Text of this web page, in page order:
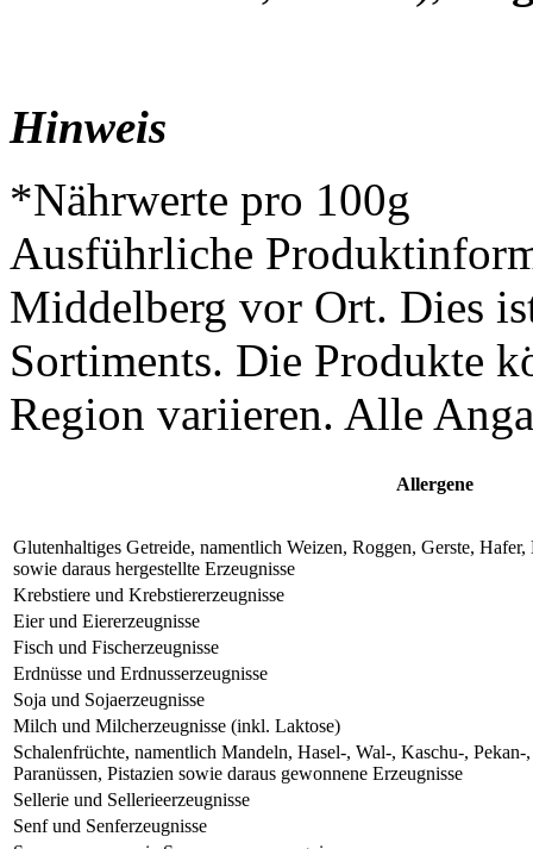
Hinweis
*Nährwerte pro 100g
Ausführliche
Middelberg vor Ort. Dies
Sortiments. Die Produkte
Region variieren. Alle
Allergene
Glutenhaltiges Getreide, namentlich Weizen, Roggen, Gerste,
sowie daraus hergestellte Erzeugnisse
Krebstiere und Krebstiererzeugnisse
Eier und Eiererzeugnisse
Fisch und Fischerzeugnisse
Erdnüsse und Erdnusserzeugnisse
Soja und Sojaerzeugnisse
Milch und Milcherzeugnisse (inkl. Laktose)
Schalenfrüchte, namentlich Mandeln, Hasel-, Wal-, Kaschu-,
Paranüssen, Pistazien sowie daraus gewonnene Erzeugnisse
Sellerie und Sellerieerzeugnisse
Senf und Senferzeugnisse